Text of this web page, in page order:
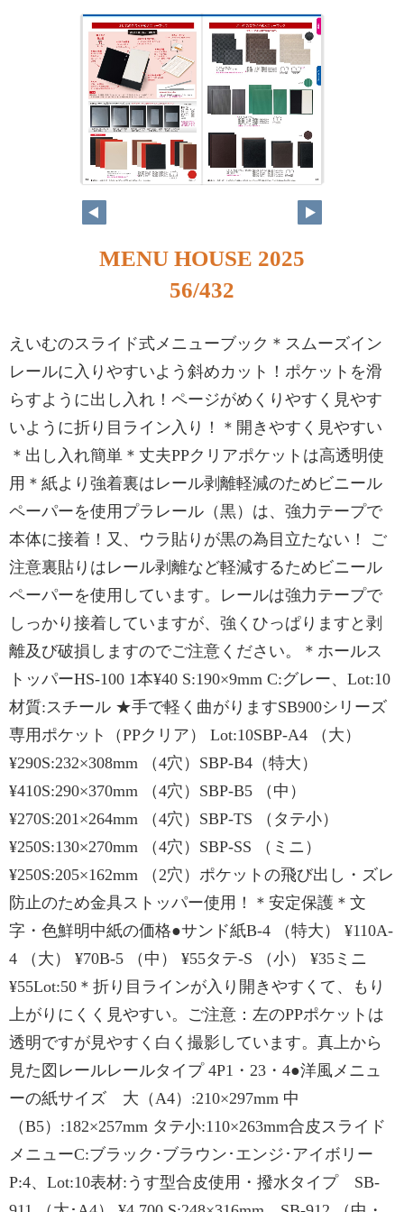
MENU HOUSE 2025
56/432
えいむのスライド式メニューブック＊スムーズイン
レールに入りやすいよう斜めカット！ポケットを滑
らすように出し入れ！ページがめくりやすく見やす
いように折り目ライン入り！＊開きやすく見やすい
＊出し入れ簡単＊丈夫PPクリアポケットは高透明使
用＊紙より強着裏はレール剥離軽減のためビニール
ペーパーを使用プラレール（黒）は、強力テープで
本体に接着！又、ウラ貼りが黒の為目立たない！ ご
注意裏貼りはレール剥離など軽減するためビニール
ペーパーを使用しています。レールは強力テープで
しっかり接着していますが、強くひっぱりますと剥
離及び破損しますのでご注意ください。＊ホールス
トッパーHS-100 1本¥40 S:190×9mm C:グレー、Lot:10
材質:スチール ★手で軽く曲がりますSB900シリーズ
専用ポケット（PPクリア） Lot:10SBP-A4 （大）
¥290S:232×308mm （4穴）SBP-B4（特大）
¥410S:290×370mm （4穴）SBP-B5 （中）
¥270S:201×264mm （4穴）SBP-TS （タテ小）
¥250S:130×270mm （4穴）SBP-SS （ミニ）
¥250S:205×162mm （2穴）ポケットの飛び出し・ズレ
防止のため金具ストッパー使用！＊安定保護＊文
字・色鮮明中紙の価格●サンド紙B-4 （特大） ¥110A-
4 （大） ¥70B-5 （中） ¥55タテ-S （小） ¥35ミニ
¥55Lot:50＊折り目ラインが入り開きやすくて、もり
上がりにくく見やすい。ご注意：左のPPポケットは
透明ですが見やすく白く撮影しています。真上から
見た図レールレールタイプ 4P1・23・4●洋風メニュ
ーの紙サイズ 大（A4）:210×297mm 中
（B5）:182×257mm タテ小:110×263mm合皮スライド
メニューC:ブラック･ブラウン･エンジ･アイボリー
P:4、Lot:10表材:うす型合皮使用・撥水タイプ SB-